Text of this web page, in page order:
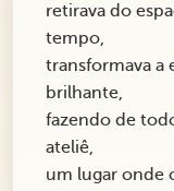
retirava do
tempo,
transformava a
brilhante,
fazendo de
ateliê,
um lugar onde